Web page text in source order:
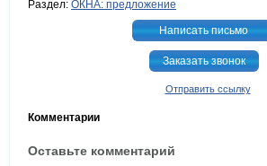
Раздел: ОКНА: предложение
Написать письмо
Заказать звонок
Отправить ссылку
Комментарии
Оставьте комментарий